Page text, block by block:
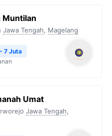
Muntilan
Jawa Tengah, Magelang
7 Juta
Umat
Jawa Tengah,